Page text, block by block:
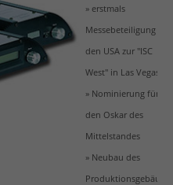
» erstmals
Messebeteiligung in
den USA zur "ISC
West" in Las Vegas
» Nominierung für
den Oskar des
Mittelstandes
» Neubau des